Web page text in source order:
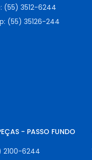
(55) 3512-6244
(55) 35126-244
- PASSO FUNDO
2100-6244